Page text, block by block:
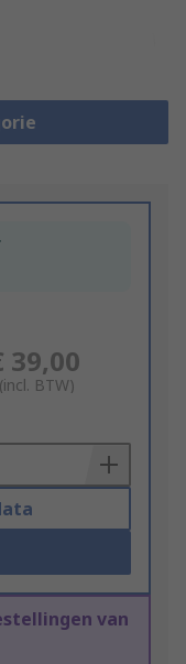
39,00
(incl. BTW)
van